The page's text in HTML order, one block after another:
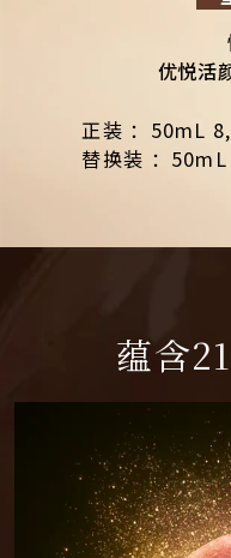
优悦活
正装 ：50mL
替换装 ：50mL
蕴含